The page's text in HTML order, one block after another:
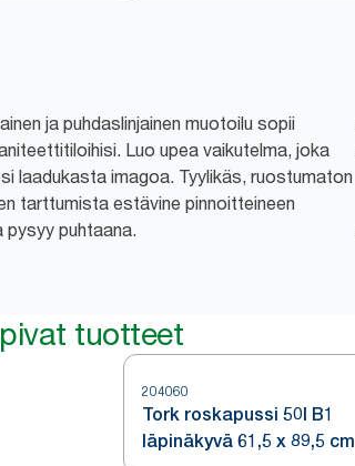
ja puhdaslinjainen muotoilu sopii
Luo upea vaikutelma, joka
laadukasta imagoa. Tyylikäs, ruostumaton
tarttumista estävine pinnoitteineen
pysyy puhtaana.
tuotteet
204060
Tork roskapussi 50l B1
läpinäkyvä 61,5 x 89,5 cm